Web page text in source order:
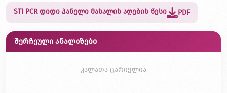
STI PCR დიდი პანელი მასალის აღების წესი PDF
შერჩეული ანალიზები
კალათა ცარიელია